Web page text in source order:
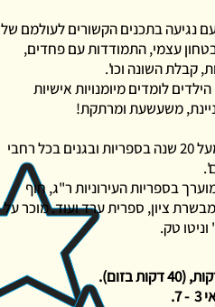
נגיעה בתכנים הקשורים לעולמם של
עצמי, התמודדות עם פחדים,
קבלת השונה וכו'.
לומדים מיומנויות אישיות
משעשעת ומרתקת!
הנני בעל ניסיון של מעל 20 שנה בספריות ובגנים בכל רחבי
בספריות העירוניות ר"ג, חוף
ציון, ספרית ערד ועוד. מוכר על
טק.
7.